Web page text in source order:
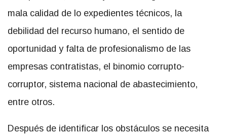
mala calidad de lo expedientes técnicos, la
debilidad del recurso humano, el sentido de
oportunidad y falta de profesionalismo de las
empresas contratistas, el binomio corrupto-
corruptor, sistema nacional de abastecimiento,
entre otros.
Después de identificar los obstáculos se necesita